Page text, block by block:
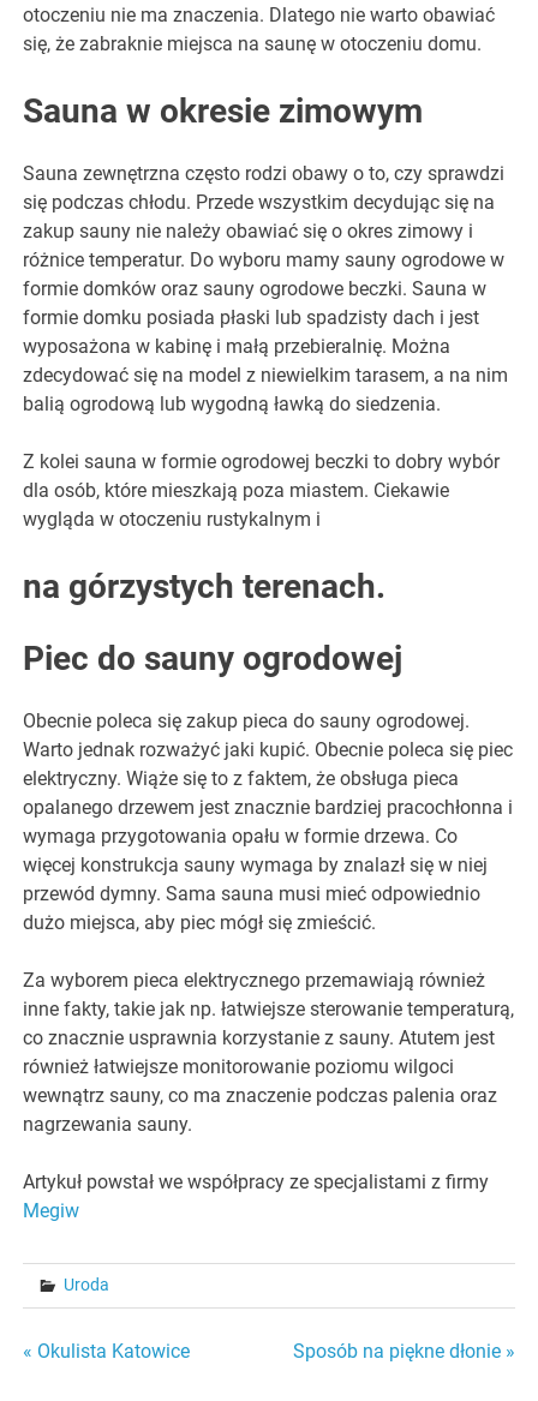
otoczeniu nie ma znaczenia. Dlatego nie warto obawiać
się, że zabraknie miejsca na saunę w otoczeniu domu.
Sauna w okresie zimowym
Sauna zewnętrzna często rodzi obawy o to, czy sprawdzi
się podczas chłodu. Przede wszystkim decydując się na
zakup sauny nie należy obawiać się o okres zimowy i
różnice temperatur. Do wyboru mamy sauny ogrodowe w
formie domków oraz sauny ogrodowe beczki. Sauna w
formie domku posiada płaski lub spadzisty dach i jest
wyposażona w kabinę i małą przebieralnię. Można
zdecydować się na model z niewielkim tarasem, a na nim
balią ogrodową lub wygodną ławką do siedzenia.
Z kolei sauna w formie ogrodowej beczki to dobry wybór
dla osób, które mieszkają poza miastem. Ciekawie
wygląda w otoczeniu rustykalnym i
na górzystych terenach.
Piec do sauny ogrodowej
Obecnie poleca się zakup pieca do sauny ogrodowej.
Warto jednak rozważyć jaki kupić. Obecnie poleca się piec
elektryczny. Wiąże się to z faktem, że obsługa pieca
opalanego drzewem jest znacznie bardziej pracochłonna i
wymaga przygotowania opału w formie drzewa. Co
więcej konstrukcja sauny wymaga by znalazł się w niej
przewód dymny. Sama sauna musi mieć odpowiednio
dużo miejsca, aby piec mógł się zmieścić.
Za wyborem pieca elektrycznego przemawiają również
inne fakty, takie jak np. łatwiejsze sterowanie temperaturą,
co znacznie usprawnia korzystanie z sauny. Atutem jest
również łatwiejsze monitorowanie poziomu wilgoci
wewnątrz sauny, co ma znaczenie podczas palenia oraz
nagrzewania sauny.
Artykuł powstał we współpracy ze specjalistami z firmy
Megiw
Uroda
Nawigacja
« Okulista Katowice Sposób na piękne dłonie »